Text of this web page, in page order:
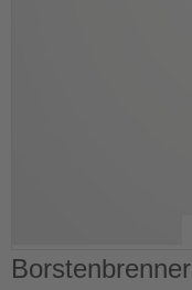
Borstenbrenner
Skip
to